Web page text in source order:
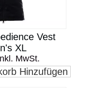
Vest
XL
MwSt.
Hinzufügen